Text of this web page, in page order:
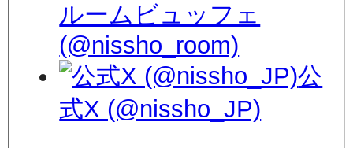
ルームビュッフェ
(@nissho_room)
公
式X (@nissho_JP)